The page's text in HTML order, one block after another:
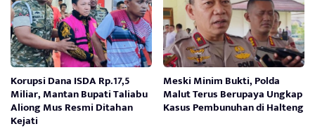
Korupsi Dana ISDA Rp.17,5
Miliar, Mantan Bupati Taliabu
Aliong Mus Resmi Ditahan
Kejati
Meski Minim Bukti, Polda
Malut Terus Berupaya Ungkap
Kasus Pembunuhan di Halteng